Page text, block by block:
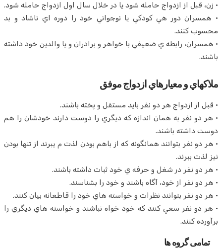
• زن، قبل از ازدواج حامله شود يا در خلال سال اول ازدواج حامله شود.
• همسران دور هي كودكي يا نوجواني خود را دوره اي ناشاد و بد
محسوب كنند.
• همسران، رابطه ي ضعيفي با خواهر و برادران و يا والدين خود داشته
باشند.
ملاكهاي و معيارهاي ازدواج موفق
• قبل از ازدواج هر دو نفر بايد مستقل و پخته باشند.
• هر دو نفر به همان اندازه كه ديگري را دوست دارند خودشان را هم
دوست داشته باشند.
• هر دو نفر بتوانند همانگونه كه از باهم بودن لذت م يبرند از تنها بودن
نيز لذت ببرند.
• هر دو نفر در شغل و حرفه ي خود ثبات داشته باشند.
• هر دو نفر از خود، آگاه باشند و خود را بشناسند.
• هر دو نفر بتوانند نظرات و خواسته هاي خود را قاطعانه بيان كنند.
• هر دو نفر سعي كنند كه خود خواه نباشند و خواسته هاي ديگري را
برآورده كنند.
تمامی گروه ها